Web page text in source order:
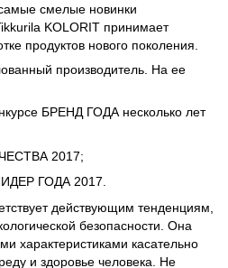
смелые новинки
KOLORIT принимает
продуктов нового поколения.
производитель. На ее
БРЕНД ГОДА несколько лет
2017;
ГОДА 2017.
действующим тенденциям,
безопасности. Она
характеристиками касательно
и здоровье человека. Не